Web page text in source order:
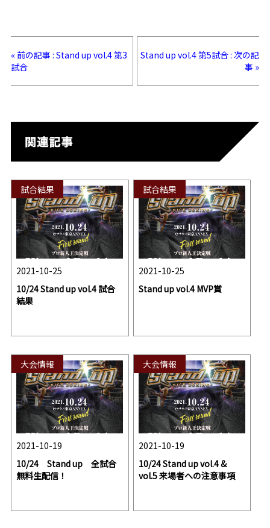
« 前の記事 : Stand up vol.4 第3
試合
Stand up vol.4 第5試合 : 次の記
事 »
試合結果
2021-10-25
10/24 Stand up vol.4 試合
結果
試合結果
2021-10-25
Stand up vol.4 MVP賞
大会情報
2021-10-19
10/24 Stand up 全試合
無料生配信！
大会情報
2021-10-19
10/24 Stand up vol.4 &
vol.5 来場者への注意事項